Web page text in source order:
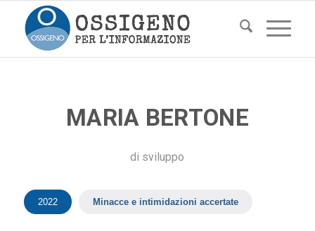
MARIA BERTONE
di sviluppo
2022 Minacce e intimidazioni accertate